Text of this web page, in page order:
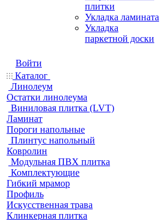
плитки
Укладка ламината
Укладка
паркетной доски
Войти
Каталог
Линолеум
Остатки линолеума
Виниловая плитка (LVT)
Ламинат
Пороги напольные
Плинтус напольный
Ковролин
Модульная ПВХ плитка
Комплектующие
Гибкий мрамор
Профиль
Искусственная трава
Клинкерная плитка